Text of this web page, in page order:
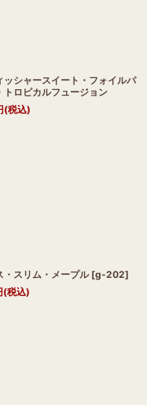
ッシャースイート・フォイルパ
トロピカルフュージョン
(税込)
・スリム・メープル [g-202]
(税込)